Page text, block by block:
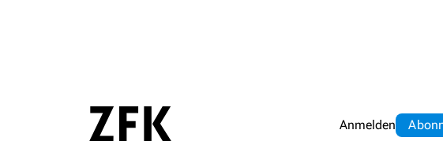
Anmelden Abo